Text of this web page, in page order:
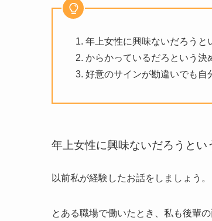
年上女性に興味ないだろうと
からかっているだろという決
好意のサインが勘違いでも自
年上女性に興味ないだろうとい
以前私が経験したお話をしましょう。
とある職場で働いたとき、私も後輩